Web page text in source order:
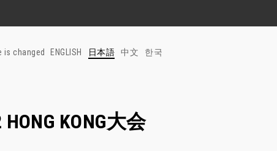
is changed ENGLISH 日本語 中文 한국
KONG大会